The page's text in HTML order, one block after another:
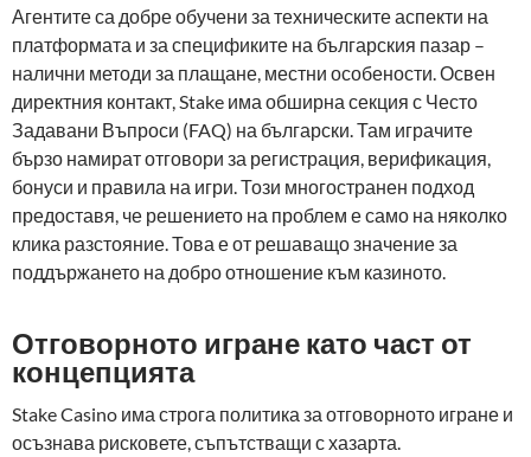
Агентите са добре обучени за техническите аспекти на
платформата и за спецификите на българския пазар –
налични методи за плащане, местни особености. Освен
директния контакт, Stake има обширна секция с Често
Задавани Въпроси (FAQ) на български. Там играчите
бързо намират отговори за регистрация, верификация,
бонуси и правила на игри. Този многостранен подход
предоставя, че решението на проблем е само на няколко
клика разстояние. Това е от решаващо значение за
поддържането на добро отношение към казиното.
Отговорното игране като част от
концепцията
Stake Casino има строга политика за отговорното игране и
осъзнава рисковете, съпътстващи с хазарта.